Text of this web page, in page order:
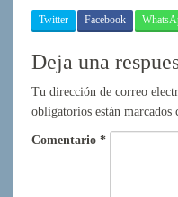
Twitter Facebook
Deja una
Tu dirección de correo
obligatorios están marcados
Comentario *